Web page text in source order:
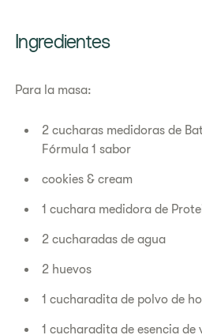
Ingredientes
Para la masa:
2 cucharas medidoras de
Fórmula 1 sabor
cookies & cream
1 cuchara medidora de
2 cucharadas de agua
2 huevos
1 cucharadita de polvo de
1 cucharadita de esencia de